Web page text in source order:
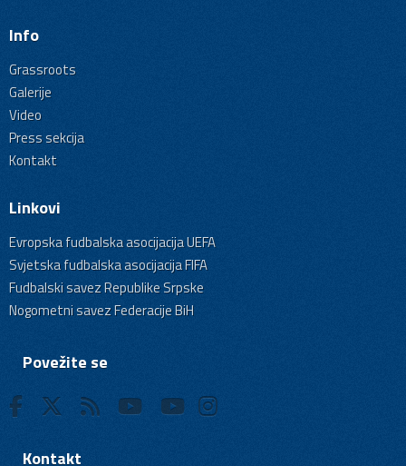
Info
Grassroots
Galerije
Video
Press sekcija
Kontakt
Linkovi
Evropska fudbalska asocijacija UEFA
Svjetska fudbalska asocijacija FIFA
Fudbalski savez Republike Srpske
Nogometni savez Federacije BiH
Povežite se
Kontakt